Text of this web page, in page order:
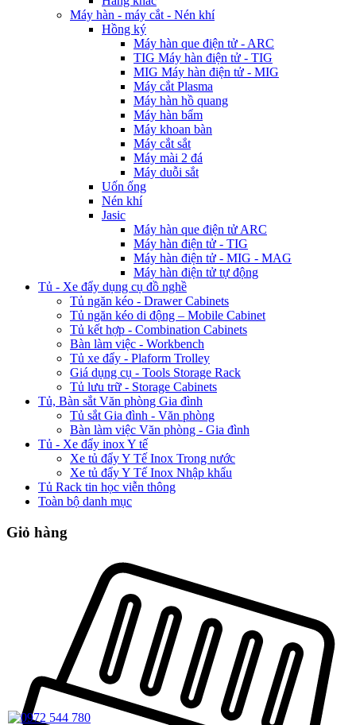
Máy hàn - máy cắt - Nén khí
Hồng ký
Máy hàn que điện tử - ARC
TIG Máy hàn điện tử - TIG
MIG Máy hàn điện tử - MIG
Máy cắt Plasma
Máy hàn hồ quang
Máy hàn bẩm
Máy khoan bàn
Máy cắt sắt
Máy mài 2 đá
Máy duỗi sắt
Uốn ống
Nén khí
Jasic
Máy hàn que điện tử ARC
Máy hàn điện tử - TIG
Máy hàn điện tử - MIG - MAG
Máy hàn điện tử tự động
Tủ - Xe đẩy dụng cụ đồ nghề
Tủ ngăn kéo - Drawer Cabinets
Tủ ngăn kéo di động – Mobile Cabinet
Tủ kết hợp - Combination Cabinets
Bàn làm việc - Workbench
Tủ xe đẩy - Plaform Trolley
Giá dụng cụ - Tools Storage Rack
Tủ lưu trữ - Storage Cabinets
Tủ, Bàn sắt Văn phòng Gia đình
Tủ sắt Gia đình - Văn phòng
Bàn làm việc Văn phòng - Gia đình
Tủ - Xe đẩy inox Y tế
Xe tủ đẩy Y Tế Inox Trong nước
Xe tủ đẩy Y Tế Inox Nhập khẩu
Tủ Rack tin học viễn thông
Toàn bộ danh mục
Giỏ hàng